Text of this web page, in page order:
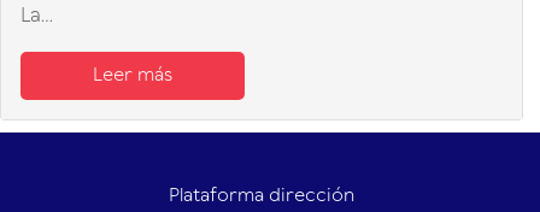
La...
Leer más
Plataforma dirección